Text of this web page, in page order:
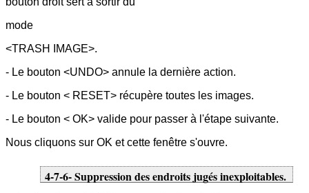
mode
<TRASH IMAGE>.
- Le bouton <UNDO> annule la dernière action.
- Le bouton < RESET> récupère toutes les images.
- Le bouton < OK> valide pour passer à l'étape suivante.
Nous cliquons sur OK et cette fenêtre s'ouvre.
4-7-6- Suppression des endroits jugés inexploitables.